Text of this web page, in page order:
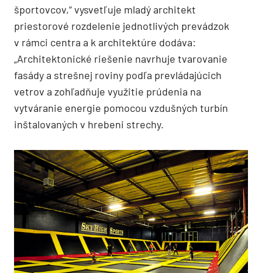
športovcov,“ vysvetľuje mladý architekt
priestorové rozdelenie jednotlivých prevádzok
v rámci centra a k architektúre dodáva:
„Architektonické riešenie navrhuje tvarovanie
fasády a strešnej roviny podľa prevládajúcich
vetrov a zohľadňuje využitie prúdenia na
vytváranie energie pomocou vzdušných turbín
inštalovaných v hrebeni strechy.